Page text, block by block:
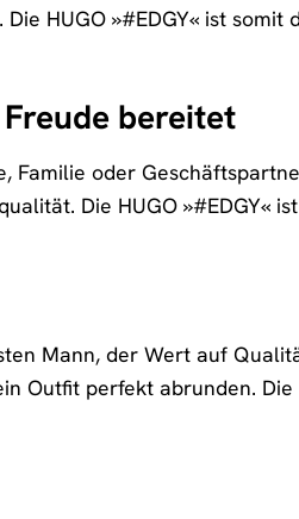
HUGO »#EDGY« ist
Freude bereitet
Familie oder
Die HUGO »#EDGY«
Mann, der Wert auf
perfekt abrunden. Die